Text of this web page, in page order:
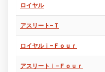
ロイヤル
アスリート−Ｔ
ロイヤルｉ−Ｆｏｕｒ
アスリートｉ−Ｆｏｕｒ